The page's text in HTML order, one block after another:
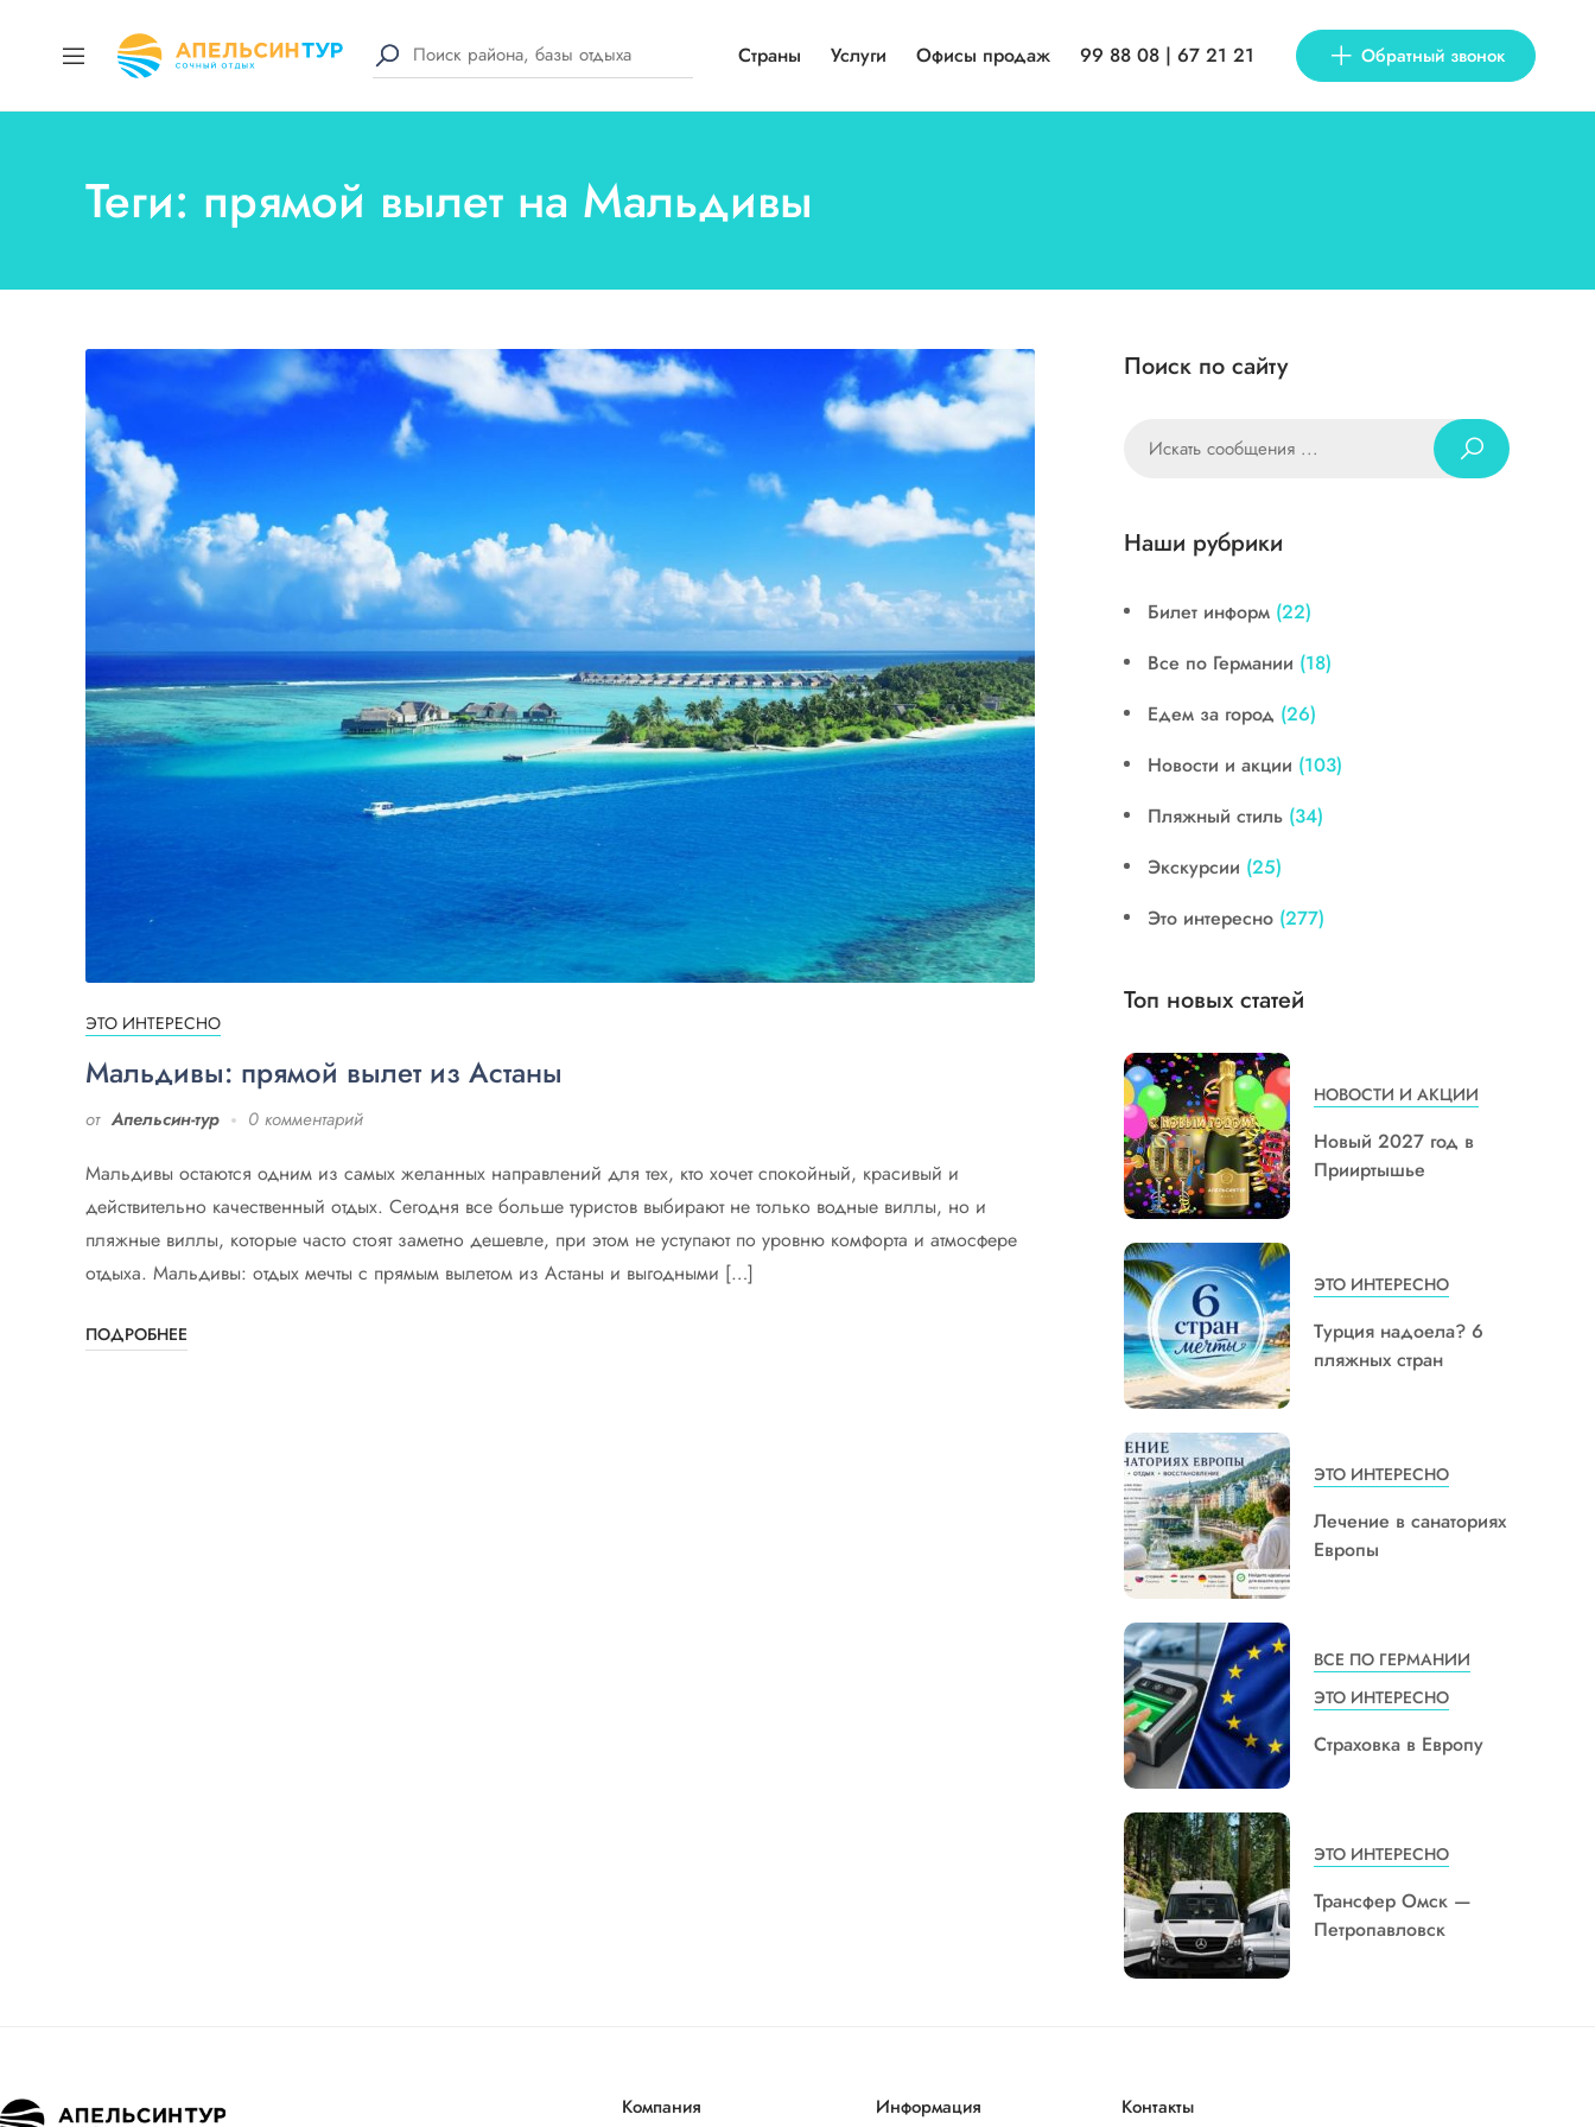
Страны Услуги Офисы продаж 99 88 08 | 67 21 21 Обратный звонок
Теги: прямой вылет на Мальдивы
ЭТО ИНТЕРЕСНО
Мальдивы: прямой вылет из Астаны
от Апельсин-тур 0 комментарий
Мальдивы остаются одним из самых желанных направлений для тех, кто хочет спокойный, красивый и
действительно качественный отдых. Сегодня все больше туристов выбирают не только водные виллы, но и
пляжные виллы, которые часто стоят заметно дешевле, при этом не уступают по уровню комфорта и атмосфере
отдыха. Мальдивы: отдых мечты с прямым вылетом из Астаны и выгодными […]
ПОДРОБНЕЕ
Поиск по сайту
Наши рубрики
Билет информ (22)
Все по Германии (18)
Едем за город (26)
Новости и акции (103)
Пляжный стиль (34)
Экскурсии (25)
Это интересно (277)
Топ новых статей
НОВОСТИ И АКЦИИ
Новый 2027 год в
Прииртышье
ЭТО ИНТЕРЕСНО
Турция надоела? 6
пляжных стран
ЭТО ИНТЕРЕСНО
Лечение в санаториях
Европы
ВСЕ ПО ГЕРМАНИИ
ЭТО ИНТЕРЕСНО
Страховка в Европу
ЭТО ИНТЕРЕСНО
Трансфер Омск —
Петропавловск
Компания Информация Контакты